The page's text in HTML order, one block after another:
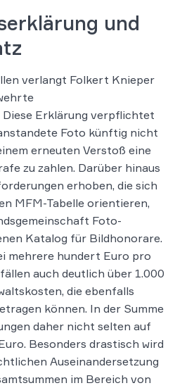
und
verlangt Folkert Knieper
Erklärung verpflichtet
Foto künftig nicht
erneuten Verstoß eine
zu zahlen. Darüber hinaus
erhoben, die sich
MFM-Tabelle orientieren,
Foto-
Katalog für Bildhonorare.
mehrere hundert Euro pro
auch deutlich über 1.000
die ebenfalls
können. In der Summe
daher nicht selten auf
Besonders drastisch wird
Auseinandersetzung
im Bereich von